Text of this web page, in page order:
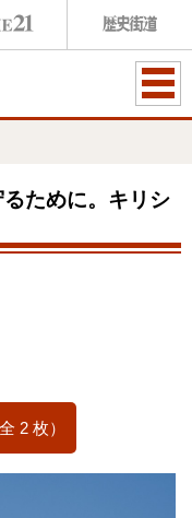
ME
ために。キリシ
2 枚）